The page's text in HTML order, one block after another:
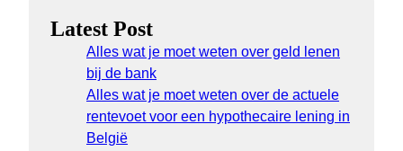
Latest Post
Alles wat je moet weten over geld lenen
bij de bank
Alles wat je moet weten over de actuele
rentevoet voor een hypothecaire lening in
België